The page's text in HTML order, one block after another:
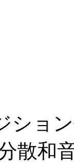
ショ
散和